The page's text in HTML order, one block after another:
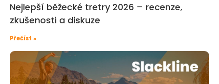
Nejlepší běžecké tretry 2026 – recenze,
zkušenosti a diskuze
Přečíst »